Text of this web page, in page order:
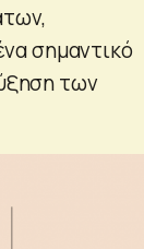
σημαντικό
των